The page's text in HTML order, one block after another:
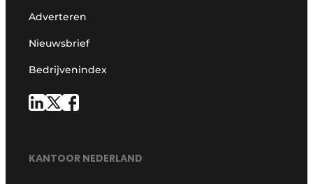
Adverteren
Nieuwsbrief
Bedrijvenindex
KANTOOR NEDERLAND